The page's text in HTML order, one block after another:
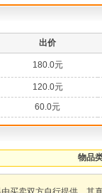
出价
180.0元
120.0元
60.0元
物品